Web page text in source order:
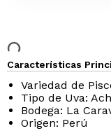
Características
Variedad de
Tipo de Uva:
Bodega: La
Origen: Perú